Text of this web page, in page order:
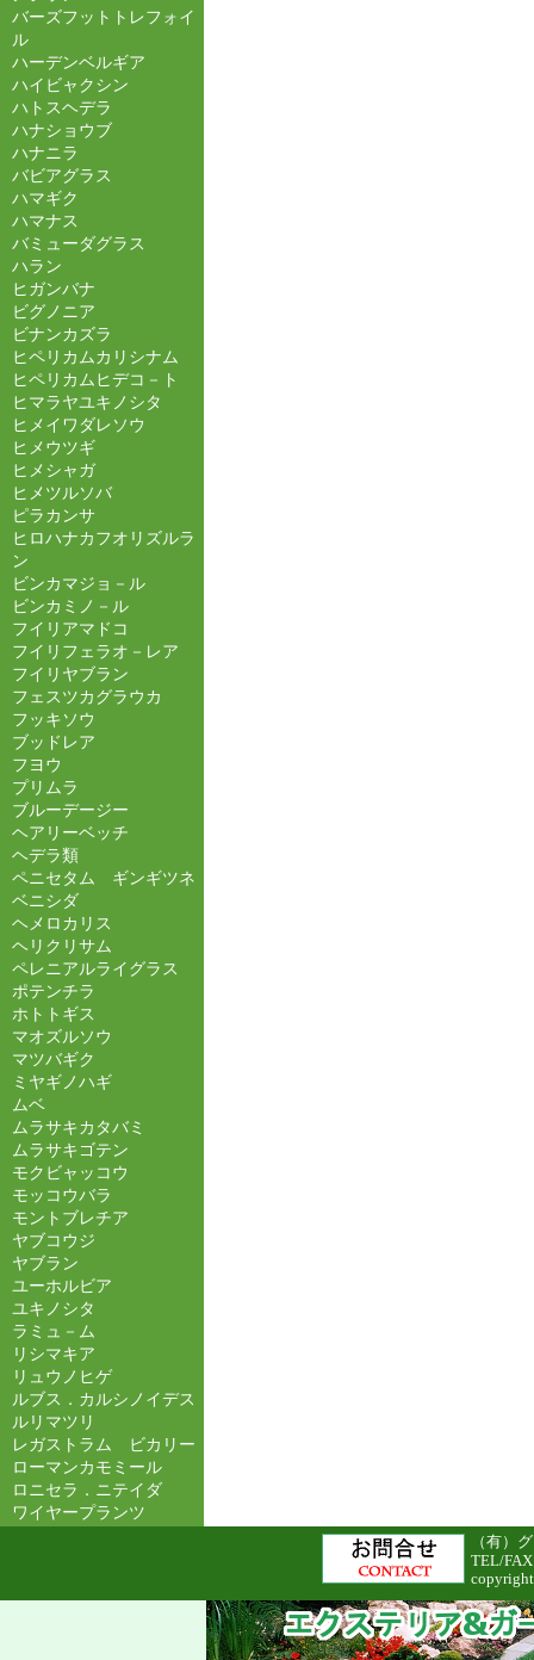
バーズフットトレフォイ
ル
ハーデンベルギア
ハイビャクシン
ハトスヘデラ
ハナショウブ
ハナニラ
バビアグラス
ハマギク
ハマナス
バミューダグラス
ハラン
ヒガンバナ
ビグノニア
ビナンカズラ
ヒペリカムカリシナム
ヒペリカムヒデコ－ト
ヒマラヤユキノシタ
ヒメイワダレソウ
ヒメウツギ
ヒメシャガ
ヒメツルソバ
ピラカンサ
ヒロハナカフオリズルラ
ン
ビンカマジョ－ル
ビンカミノ－ル
フイリアマドコ
フイリフェラオ－レア
フイリヤブラン
フェスツカグラウカ
フッキソウ
ブッドレア
フヨウ
プリムラ
ブルーデージー
ヘアリーベッチ
ヘデラ類
ペニセタム ギンギツネ
ベニシダ
ヘメロカリス
ヘリクリサム
ペレニアルライグラス
ポテンチラ
ホトトギス
マオズルソウ
マツバギク
ミヤギノハギ
ムベ
ムラサキカタバミ
ムラサキゴテン
モクビャッコウ
モッコウバラ
モントブレチア
ヤブコウジ
ヤブラン
ユーホルビア
ユキノシタ
ラミュ－ム
リシマキア
リュウノヒゲ
ルブス．カルシノイデス
ルリマツリ
レガストラム ビカリー
ローマンカモミール
ロニセラ．ニテイダ
ワイヤープランツ
（有）
TEL/
copyright